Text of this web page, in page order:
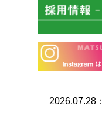
2026.07.28：